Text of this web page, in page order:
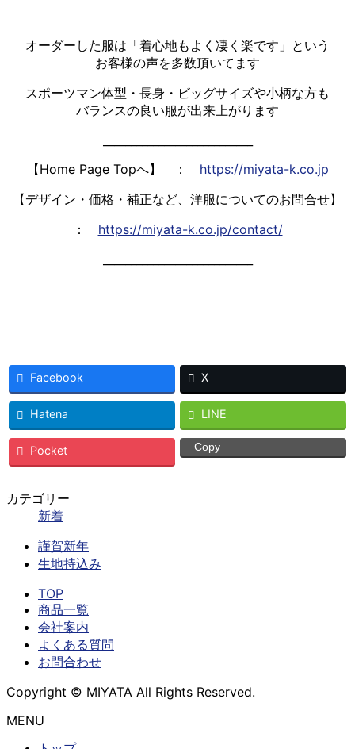
オーダーした服は「着心地もよく凄く楽です」という
お客様の声を多数頂いてます
スポーツマン体型・長身・ビッグサイズや小柄な方も
バランスの良い服が出来上がります
【Home Page Topへ】 ： https://miyata-k.co.jp
【デザイン・価格・補正など、洋服についてのお問合せ】
： https://miyata-k.co.jp/contact/
Facebook X
Hatena LINE
Pocket Copy
カテゴリー
新着
謹賀新年
生地持込み
TOP
商品一覧
会社案内
よくある質問
お問合わせ
Copyright © MIYATA All Rights Reserved.
MENU